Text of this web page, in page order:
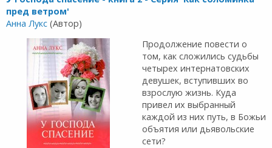
пред ветром'
Анна Лукс (Автор)
Продолжение повести о
том, как сложились судьбы
четырех интернатовских
девушек, вступивших во
взрослую жизнь. Куда
привел их выбранный
каждой из них путь, в Божьи
объятия или дьявольские
сети?